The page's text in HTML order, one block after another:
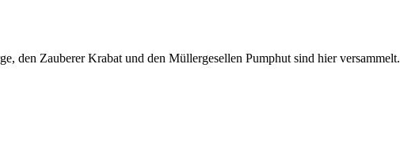
den Zauberer Krabat und den Müllergesellen Pumphut sind hier versammelt.